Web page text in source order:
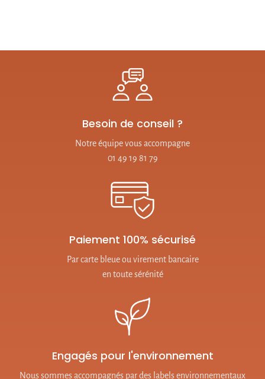
Besoin de conseil ?
Notre équipe vous accompagne
01 49 19 81 79
Paiement 100% sécurisé
Par carte bleue ou virement bancaire
en toute sérénité
Engagés pour l'environnement
Nous sommes accompagnés par des labels environnementaux